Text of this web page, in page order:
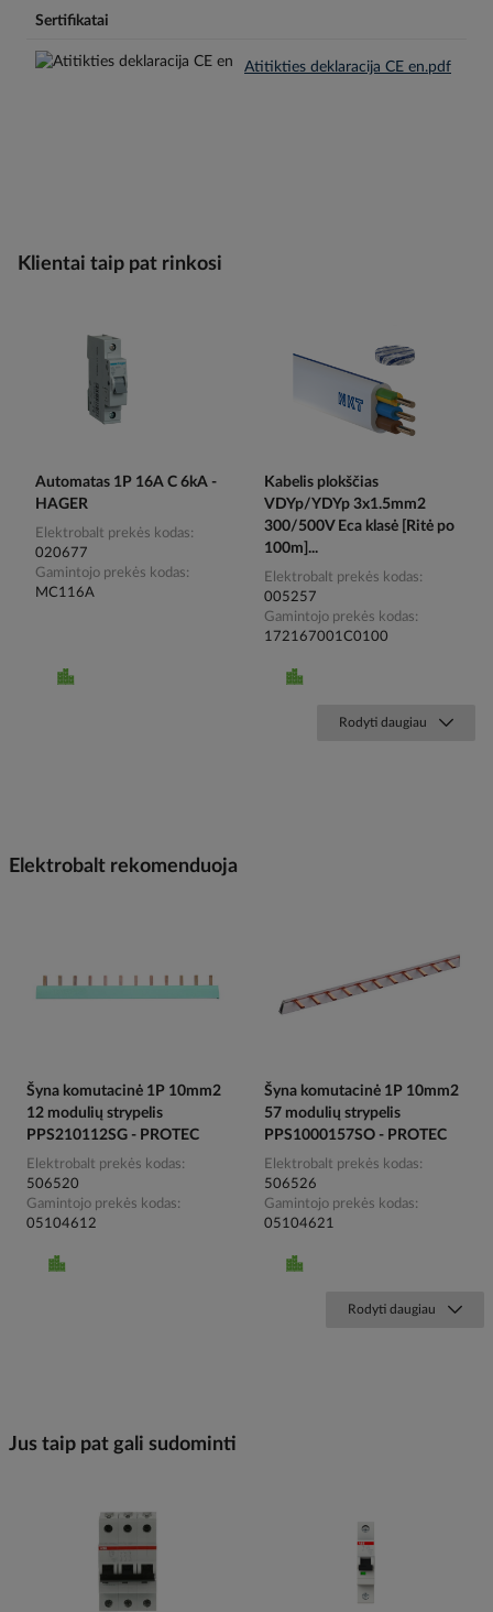
Sertifikatai
Atitikties deklaracija CE en.pdf
Klientai taip pat rinkosi
Automatas 1P 16A C 6kA -
HAGER
Elektrobalt prekės kodas
020677
Gamintojo prekės kodas
MC116A
Kabelis plokščias
VDYp/YDYp 3x1.5mm2
300/500V Eca klasė [Ritė po
100m]...
Elektrobalt prekės kodas
005257
Gamintojo prekės kodas
172167001C0100
Rodyti daugiau
Elektrobalt rekomenduoja
Šyna komutacinė 1P 10mm2
12 modulių strypelis
PPS210112SG - PROTEC
Elektrobalt prekės kodas
506520
Gamintojo prekės kodas
05104612
Šyna komutacinė 1P 10mm2
57 modulių strypelis
PPS1000157SO - PROTEC
Elektrobalt prekės kodas
506526
Gamintojo prekės kodas
05104621
Rodyti daugiau
Jus taip pat gali sudominti